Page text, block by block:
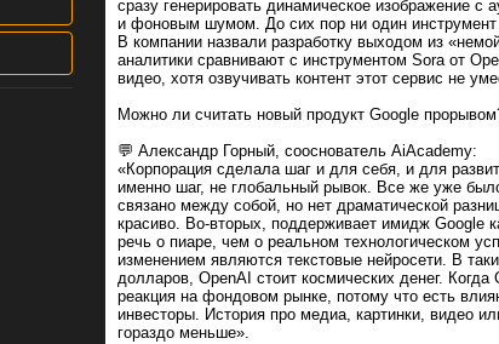
сразу генерировать динамическое изображение
и фоновым шумом. До сих пор ни один инструмент
В компании назвали разработку выходом из
аналитики сравнивают с инструментом Sora от
видео, хотя озвучивать контент этот сервис не
Можно ли считать новый продукт Google
💬 Александр Горный, сооснователь AiAcademy:
«Корпорация сделала шаг и для себя, и для
именно шаг, не глобальный рывок. Все же уже
связано между собой, но нет драматической
красиво. Во-вторых, поддерживает имидж Google
речь о пиаре, чем о реальном технологическом
изменением являются текстовые нейросети. В
долларов, OpenAI стоит космических денег.
реакция на фондовом рынке, потому что есть
инвесторы. История про медиа, картинки, видео
гораздо меньше».